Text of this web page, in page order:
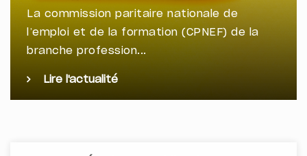
La commission paritaire nationale de
l’emploi et de la formation (CPNEF) de la
branche profession...
Lire l'actualité